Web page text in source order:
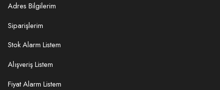
Adres Bilgilerim
Siparişlerim
Stok Alarm Listem
Alışveriş Listem
Fiyat Alarm Listem